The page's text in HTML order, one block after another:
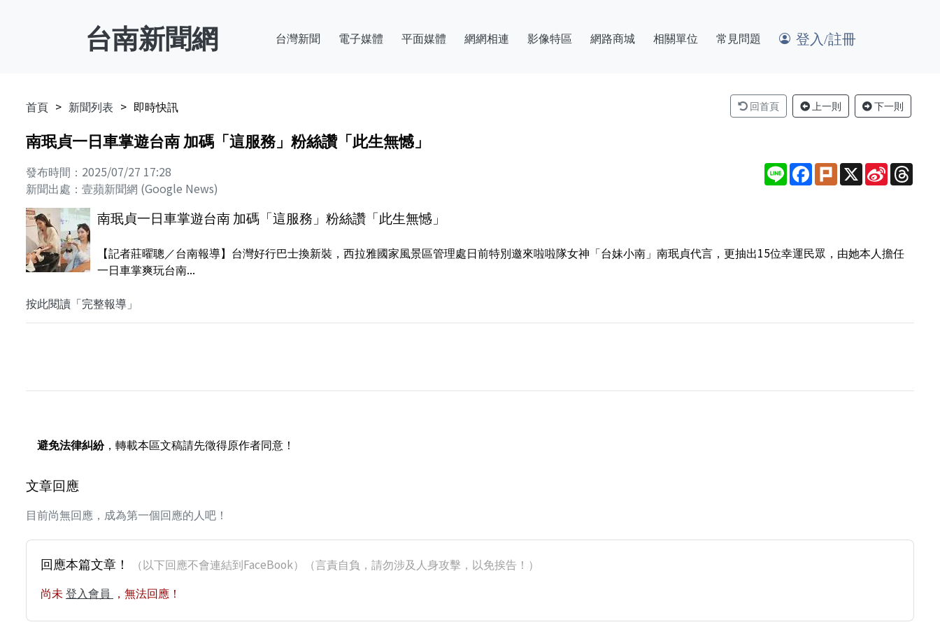
台南新聞網 台灣新聞 電子媒體 平面媒體 網網相連 影像特區 網路商城 相關單位 常見問題 登入/註冊
首頁 新聞列表 即時快訊 回首頁 上一則 下一則
南珉貞一日車掌遊台南 加碼「這服務」粉絲讚「此生無憾」
發布時間：2025/07/27 17:28
新聞出處：壹蘋新聞網 (Google News)
Line Facebook
PlurkX Sina
Weibo
南珉貞一日車掌遊台南 加碼「這服務」粉絲讚「此生無憾」
【記者莊曜聰／台南報導】台灣好行巴士換新裝，西拉雅國家風景區管理處日前特別邀來啦啦隊女神「台妹小南」南珉貞代言，更抽出15位幸運民眾，由她本人擔任
一日車掌爽玩台南...
按此閱讀「完整報導」
避免法律糾紛，轉載本區文稿請先徵得原作者同意！
文章回應
目前尚無回應，成為第一個回應的人吧！
回應本篇文章！ （以下回應不會連結到FaceBook）（言責自負，請勿涉及人身攻擊，以免挨告！）
尚未 登入會員 ，無法回應！